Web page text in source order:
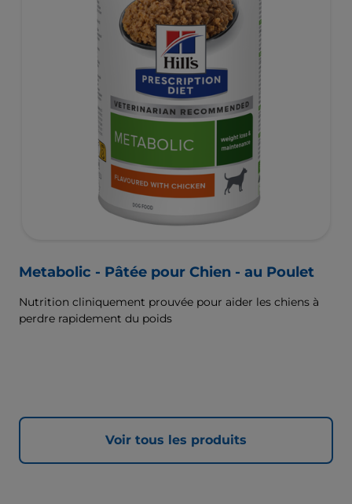
Metabolic - Pâtée pour Chien - au Poulet
Nutrition cliniquement prouvée pour aider les chiens à
perdre rapidement du poids
Voir tous les produits